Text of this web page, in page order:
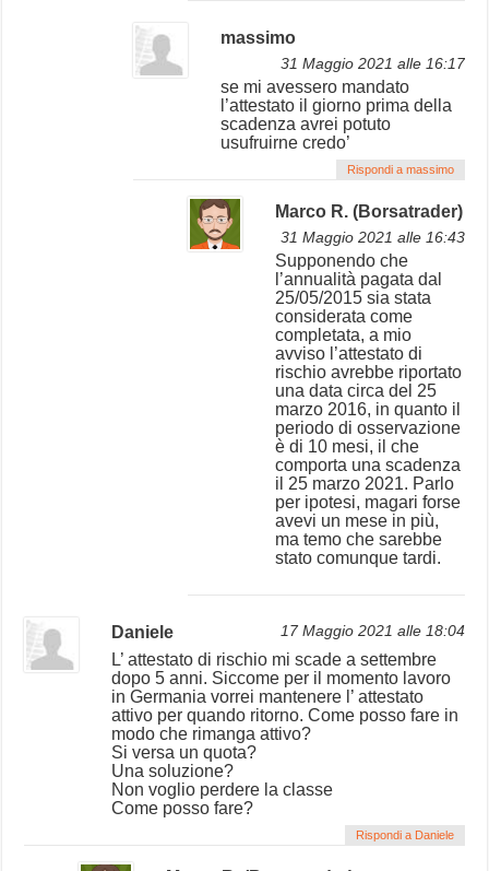
massimo
31 Maggio 2021 alle 16:17
se mi avessero mandato
l’attestato il giorno prima della
scadenza avrei potuto
usufruirne credo’
Rispondi a massimo
Marco R. (Borsatrader)
31 Maggio 2021 alle 16:43
Supponendo che
l’annualità pagata dal
25/05/2015 sia stata
considerata come
completata, a mio
avviso l’attestato di
rischio avrebbe riportato
una data circa del 25
marzo 2016, in quanto il
periodo di osservazione
è di 10 mesi, il che
comporta una scadenza
il 25 marzo 2021. Parlo
per ipotesi, magari forse
avevi un mese in più,
ma temo che sarebbe
stato comunque tardi.
Daniele 17 Maggio 2021 alle 18:04
L’ attestato di rischio mi scade a settembre
dopo 5 anni. Siccome per il momento lavoro
in Germania vorrei mantenere l’ attestato
attivo per quando ritorno. Come posso fare in
modo che rimanga attivo?
Si versa un quota?
Una soluzione?
Non voglio perdere la classe
Come posso fare?
Rispondi a Daniele